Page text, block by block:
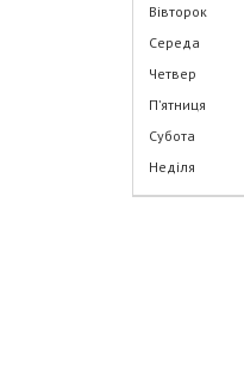
Вівторок
Середа
Четвер
Пʼятниця
Субота
Неділя